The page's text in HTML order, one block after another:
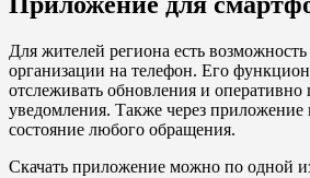
Для жителей региона есть
организации на телефон. Его
отслеживать обновления и
уведомления. Также через
состояние любого обращения.
Скачать приложение можно по одной